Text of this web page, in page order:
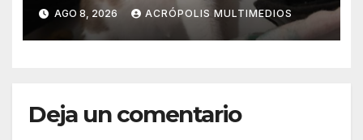
AGO 8, 2026 ACRÓPOLIS MULTIMEDIOS
Deja un comentario